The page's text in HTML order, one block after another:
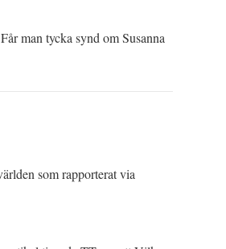
man tycka synd om Susanna
som rapporterat via